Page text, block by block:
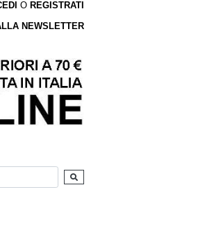
O REGISTRATI
NEWSLETTER